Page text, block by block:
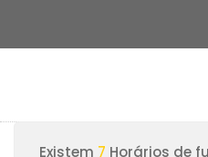
Existem 7 Horários de